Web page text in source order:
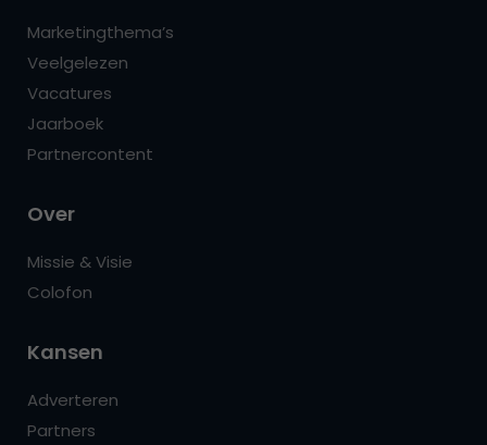
Marketingthema’s
Veelgelezen
Vacatures
Jaarboek
Partnercontent
Over
Missie & Visie
Colofon
Kansen
Adverteren
Partners